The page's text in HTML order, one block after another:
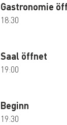
Gastronomie
18:30
Saal öffnet
19:00
Beginn
19:30